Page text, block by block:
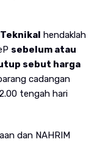
hendaklah
sebelum atau
sebut harga
cadangan
tengah hari
dan NAHRIM